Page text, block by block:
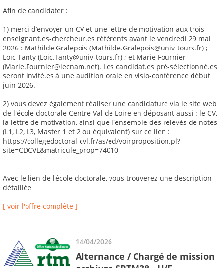
Afin de candidater :
1) merci d’envoyer un CV et une lettre de motivation aux trois
enseignant.es-chercheur.es référents avant le vendredi 29 mai
2026 : Mathilde Gralepois (Mathilde.Gralepois@univ-tours.fr) ;
Loïc Tanty (Loic.Tanty@univ-tours.fr) ; et Marie Fournier
(Marie.Fournier@lecnam.net). Les candidat.es pré-sélectionné.es
seront invité.es à une audition orale en visio-conférence début
juin 2026.
2) vous devez également réaliser une candidature via le site web
de l'école doctorale Centre Val de Loire en déposant aussi : le CV,
la lettre de motivation, ainsi que l'ensemble des relevés de notes
(L1, L2, L3, Master 1 et 2 ou équivalent) sur ce lien :
https://collegedoctoral-cvl.fr/as/ed/voirproposition.pl?
site=CDCVL&matricule_prop=74010
Avec le lien de l’école doctorale, vous trouverez une description
détaillée
[ voir l'offre complète ]
14/04/2026
Alternance / Chargé de mission